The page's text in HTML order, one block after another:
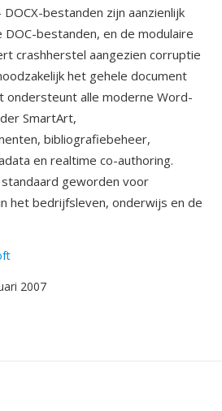
bestanden zijn aanzienlijk
DOC-bestanden, en de modulaire
crashherstel aangezien corruptie
het gehele document
alle moderne Word-
SmartArt,
bibliografiebeheer,
en realtime co-authoring.
standaard geworden voor
het bedrijfsleven, onderwijs en de
2007